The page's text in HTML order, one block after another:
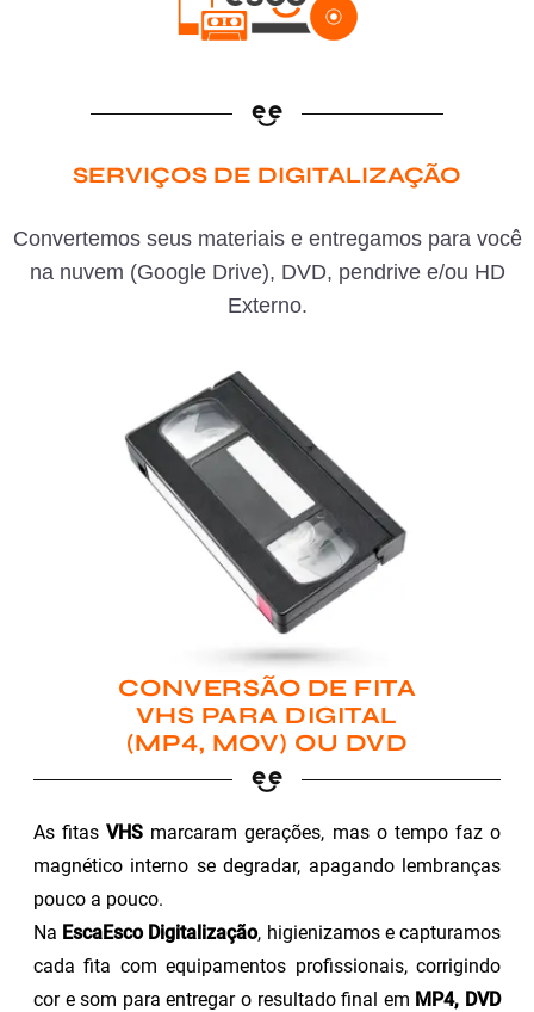
SERVIÇOS DE DIGITALIZAÇÃO
Convertemos seus materiais e entregamos para você
na nuvem (Google Drive), DVD, pendrive e/ou HD
Externo.
CONVERSÃO DE FITA
VHS PARA DIGITAL
(MP4, MOV) OU DVD
As fitasVHS marcaram gerações, mas o tempo faz o
magnético interno se degradar, apagando lembranças
pouco a pouco.
Na EscaEsco Digitalização, higienizamos e capturamos
cada fita com equipamentos profissionais, corrigindo
cor e som para entregar o resultado final em MP4, DVD